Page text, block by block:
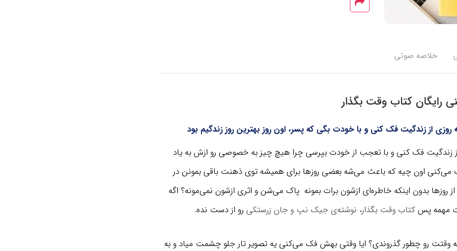
خلاصه صوتی
رایگان کتاب وقت بگذار
روزی از زندگیت فک کنی و با خودت بگی که پسر، اون روز بهترین روز زندگیم بود
از زندگیت فک کنی و با تعجب از خودت بپرسی چرا هیچ چیز به خصوصی رو ازش به یاد
می‌کنی اون چیه که باعث می‌شه بعضی روزها برای همیشه توی ذهنت باقی بمونن در
روزها بدون اینکه خاطره‌ای ازشون برات بمونه پاک می‌شن و اثری ازشون نمی‌مونه؟ اگه
مهمه پسکتاب وقت بگذار، نوشته‌ی جیک نپ و جان زرستکی رو از دست نده.
وقتت رو چطور گذروندی؟ ایا وقتی بهش فک می‌کنی یه تصویر تار جلو چشمت میاد و به